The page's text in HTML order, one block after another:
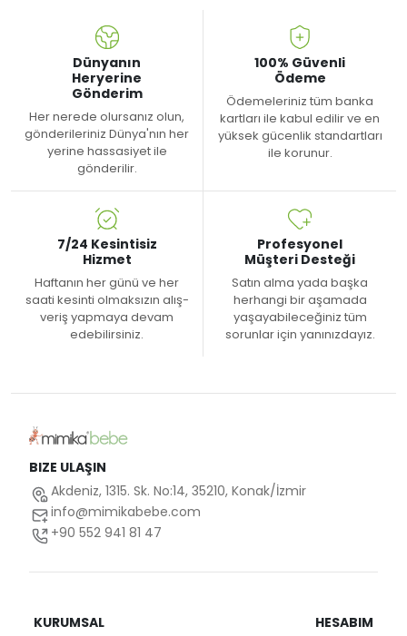
Dünyanın
Heryerine
Gönderim
Her nerede olursanız olun,
gönderileriniz Dünya'nın her
yerine hassasiyet ile
gönderilir.
100% Güvenli
Ödeme
Ödemeleriniz tüm banka
kartları ile kabul edilir ve en
yüksek gücenlik standartları
ile korunur.
7/24 Kesintisiz
Hizmet
Haftanın her günü ve her
saati kesinti olmaksızın alış-
veriş yapmaya devam
edebilirsiniz.
Profesyonel
Müşteri Desteği
Satın alma yada başka
herhangi bir aşamada
yaşayabileceğiniz tüm
sorunlar için yanınızdayız.
BIZE ULAŞIN
Akdeniz, 1315. Sk. No:14, 35210, Konak/İzmir
info@mimikabebe.com
+90 552 941 81 47
KURUMSAL
HESABIM